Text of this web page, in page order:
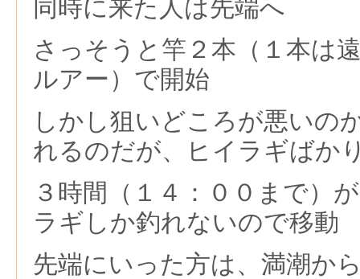
同時に来た人は先端へ
さっそうと竿２本（１本は
ルアー）で開始
しかし狙いどころが悪いの
れるのだが、ヒイラギばか
３時間（１４：００まで）
ラギしか釣れないので移動
先端にいった方は、満潮か